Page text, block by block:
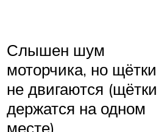
Слышен шум
моторчика, но щётки
не двигаются (щётки
держатся на одном
месте)